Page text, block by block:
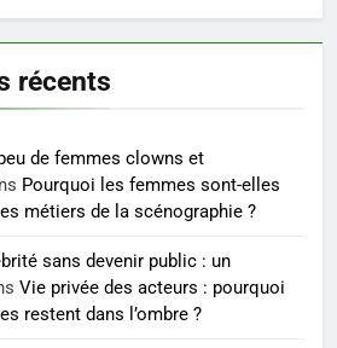
tout ce qu’il faut savoir sur les
saignements
SANTÉ
peau éclatante grâce à The
Ordinary
SANTÉ
Prévenir les chutes chez les
récents
de femmes clowns et
Pourquoi les femmes sont-elles
métiers de la scénographie ?
sans devenir public : un
Vie privée des acteurs : pourquoi
restent dans l’ombre ?